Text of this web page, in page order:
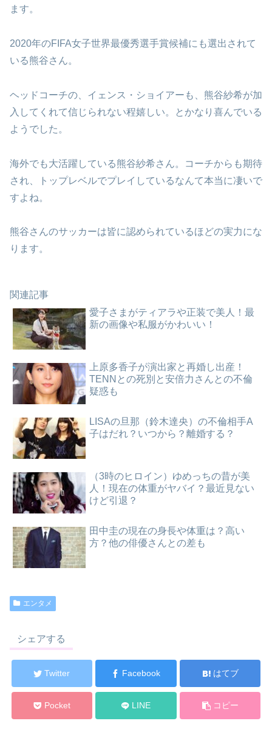
ます。
2020年のFIFA女子世界最優秀選手賞候補にも選出されて
いる熊谷さん。
ヘッドコーチの、イェンス・ショイアーも、熊谷紗希が加
入してくれて信じられない程嬉しい。とかなり喜んでいる
ようでした。
海外でも大活躍している熊谷紗希さん。コーチからも期待
され、トップレベルでプレイしているなんて本当に凄いで
すよね。
熊谷さんのサッカーは皆に認められているほどの実力にな
ります。
関連記事
愛子さまがティアラや正装で美人！最
新の画像や私服がかわいい！
上原多香子が演出家と再婚し出産！
TENNとの死別と安倍力さんとの不倫
疑惑も
LISAの旦那（鈴木達央）の不倫相手A
子はだれ？いつから？離婚する？
（3時のヒロイン）ゆめっちの昔が美
人！現在の体重がヤバイ？最近見ない
けど引退？
田中圭の現在の身長や体重は？高い
方？他の俳優さんとの差も
エンタメ
シェアする
Twitter Facebook はてブ
Pocket LINE コピー